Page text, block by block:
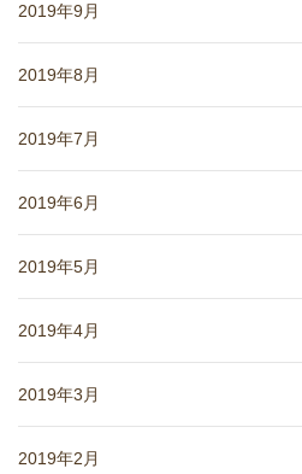
2019年9月
2019年8月
2019年7月
2019年6月
2019年5月
2019年4月
2019年3月
2019年2月